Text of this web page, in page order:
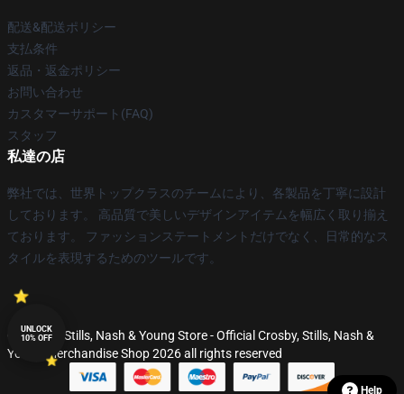
配送&配送ポリシー
支払条件
返品・返金ポリシー
お問い合わせ
カスタマーサポート(FAQ)
スタッフ
私達の店
弊社では、世界トップクラスのチームにより、各製品を丁寧に設計
しております。 高品質で美しいデザインアイテムを幅広く取り揃え
ております。 ファッションステートメントだけでなく、日常的なス
タイルを表現するためのツールです。
© Crosby, Stills, Nash & Young Store - Official Crosby, Stills, Nash &
Young Merchandise Shop 2026 all rights reserved
Help
UNLOCK
10% OFF